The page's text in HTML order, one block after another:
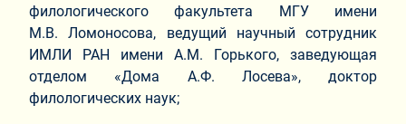
филологического факультета МГУ имени
М.В. Ломоносова, ведущий научный сотрудник
ИМЛИ РАН имени А.М. Горького, заведующая
отделом «Дома А.Ф. Лосева», доктор
филологических наук;